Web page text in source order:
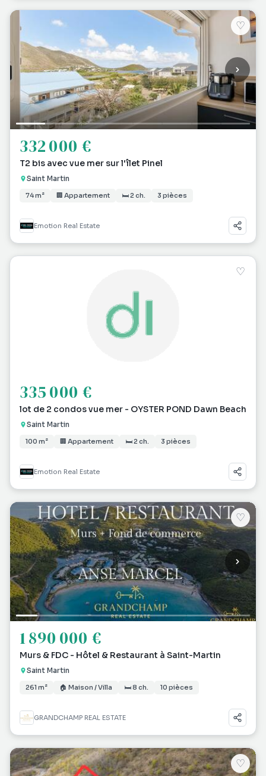
♡
332 000 €
T2 bis avec vue mer sur l'îlet Pinel
Saint Martin
74 m² 🏢 Appartement 🛏 2 ch. 3 pièces
Emotion Real Estate
♡
335 000 €
lot de 2 condos vue mer - OYSTER POND Dawn Beach
Saint Martin
100 m² 🏢 Appartement 🛏 2 ch. 3 pièces
Emotion Real Estate
♡
1 890 000 €
Murs & FDC - Hôtel & Restaurant à Saint-Martin
Saint Martin
261 m² 🏠 Maison / Villa 🛏 8 ch. 10 pièces
GRANDCHAMP REAL ESTATE
♡